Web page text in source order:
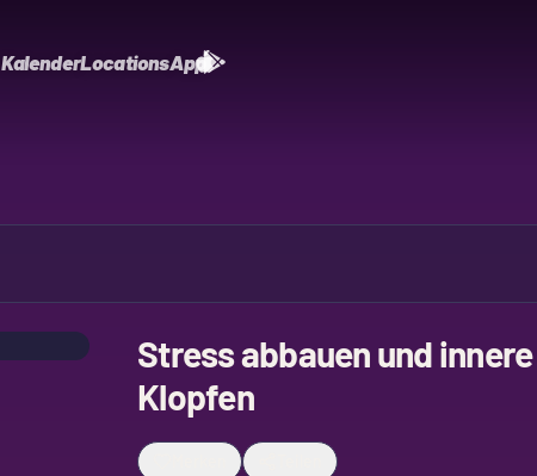
KalenderLocationsApp
Stress abbauen und
Klopfen